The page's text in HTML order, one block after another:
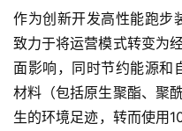
作为创新开发高性能跑步
致力于将运营模式转变为
面影响，同时节约能源和
材料（包括原生聚酯、聚
生的环境足迹，转而使用